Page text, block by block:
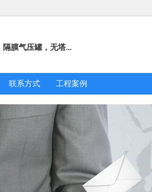
膜气压罐，无塔...
联系方式 工程案例